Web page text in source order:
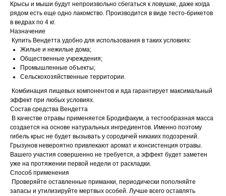
Крысы и мыши будут непроизвольно сбегаться к ловушке, даже когда
рядом есть еще одно лакомство. Производится в виде тесто-брикетов
в ведрах по 4 кг.
Назначение
Купить Вендетта удобно для использования в таких условиях:
Жилые и нежилые дома;
Общественные учреждения;
Промышленные объекты;
Сельскохозяйственные территории.
Комбинация пищевых компонентов и яда гарантирует максимальный
эффект при любых условиях.
Состав средства Вендетта
В качестве отравы применяется Бродифакум, а тестообразная масса
создается на основе натуральных ингредиентов. Именно поэтому
гибель крыс не будет вызывать у сородичей никаких подозрений.
Грызунов невероятно привлекают аромат и консистенция отравы.
Вашего участия совершенно не требуется, а эффект будет заметен
уже на протяжении первой недели от раскладки.
Способ применения
Проверяйте оставленные приманки, периодически пополняйте
запасы и утилизируйте мертвых особей. Лучше всего оставлять